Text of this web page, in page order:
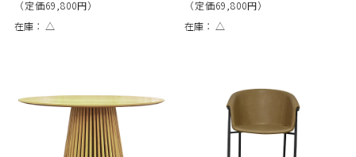
（定価69,800円）
在庫： △
（定価69,800円）
在庫： △